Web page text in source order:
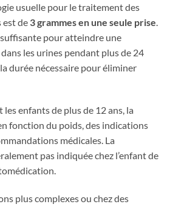
usuelle pour le traitement des
est de 3 grammes en une seule prise
pour atteindre une
les urines pendant plus de 24
durée nécessaire pour éliminer
enfants de plus de 12 ans, la
fonction du poids, des indications
médicales. La
pas indiquée chez l’enfant de
plus complexes ou chez des